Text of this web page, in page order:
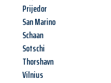
Prijedor
San Marino
Schaan
Sotschi
Thorshavn
Vilnius